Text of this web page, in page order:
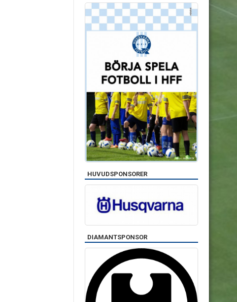
HUVUDSPONSORER
DIAMANTSPONSOR